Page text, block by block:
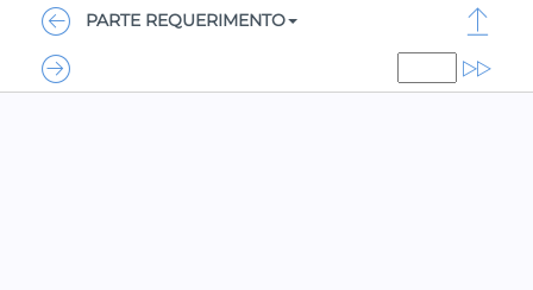
PARTE REQUERIMENTO